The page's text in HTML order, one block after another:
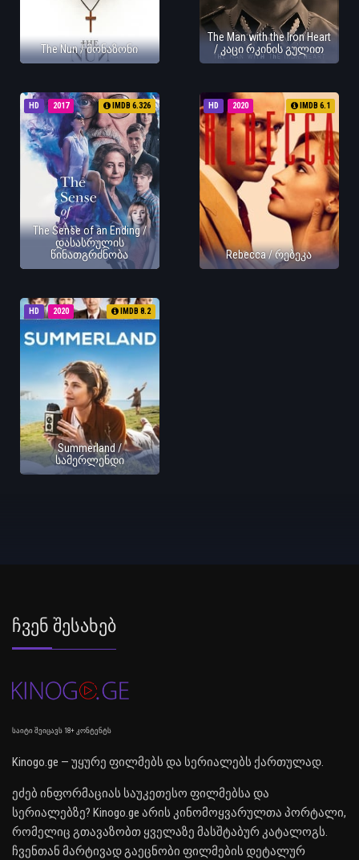
The Nun / მონაზონი
The Man with the Iron Heart
/ კაცი რკინის გულით
HD 2017 IMDB 6.326
The Sense of an Ending /
დასასრულის
წინათგრძნობა
HD 2020 IMDB 6.1
Rebecca / რებეკა
HD 2020 IMDB 8.2
Summerland /
სამერლენდი
Ჩვენ Შესახებ
საიტი შეიცავს 18+ კონტენტს
Kinogo.ge — უყურე ფილმებს და სერიალებს ქართულად.
ეძებ ინფორმაციას საუკეთესო ფილმებსა და
სერიალებზე? Kinogo.ge არის კინომოყვარულთა პორტალი,
რომელიც გთავაზობთ ყველაზე მასშტაბურ კატალოგს.
ჩვენთან მარტივად გაეცნობი ფილმების დეტალურ